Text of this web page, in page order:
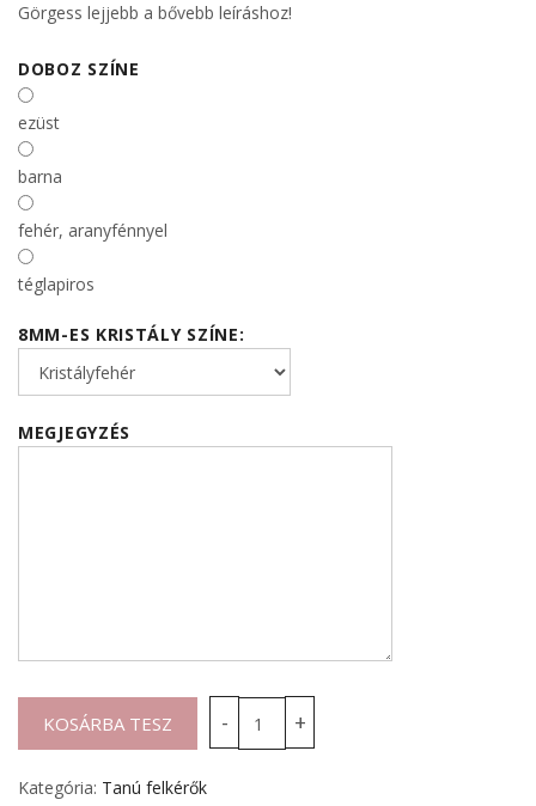
Görgess lejjebb a bővebb leíráshoz!
DOBOZ SZÍNE
ezüst
barna
fehér, aranyfénnyel
téglapiros
8MM-ES KRISTÁLY SZÍNE:
MEGJEGYZÉS
Kategória: Tanú felkérők